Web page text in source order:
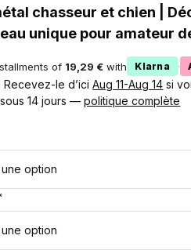
chasseur et chien |
unique pour amateur
of 19,29 € with Klarna ·
Recevez-le d’iciAug 11-Aug 14 si
14 jours —politique complète